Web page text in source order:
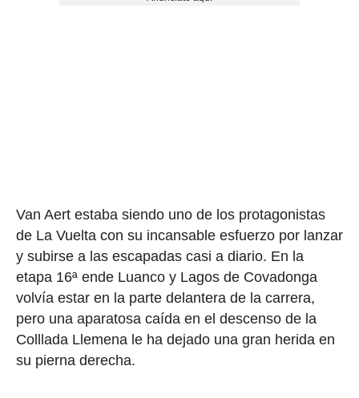
Van Aert estaba siendo uno de los protagonistas
de La Vuelta con su incansable esfuerzo por lanzar
y subirse a las escapadas casi a diario. En la
etapa 16ª ende Luanco y Lagos de Covadonga
volvía estar en la parte delantera de la carrera,
pero una aparatosa caída en el descenso de la
Colllada Llemena le ha dejado una gran herida en
su pierna derecha.